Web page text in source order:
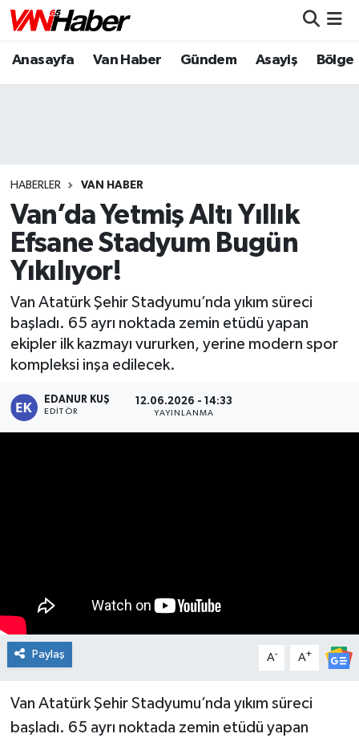
Anasayfa Van Haber Gündem Asayiş Bölge
HABERLER VAN HABER
Van’da Yetmiş Altı Yıllık
Efsane Stadyum Bugün
Yıkılıyor!
Van Atatürk Şehir Stadyumu’nda yıkım süreci
başladı. 65 ayrı noktada zemin etüdü yapan
ekipler ilk kazmayı vururken, yerine modern spor
kompleksi inşa edilecek.
EDANUR KUŞ
EDITÖR
12.06.2026 - 14:33
YAYINLANMA
Paylaş A- A+
Van Atatürk Şehir Stadyumu’nda yıkım süreci
başladı. 65 ayrı noktada zemin etüdü yapan
Nöbetçi Eczaneler
Puan Durumu ve Fikstür
Tüm Manşetler
Son Dakika Haberleri
Haber Arşivi